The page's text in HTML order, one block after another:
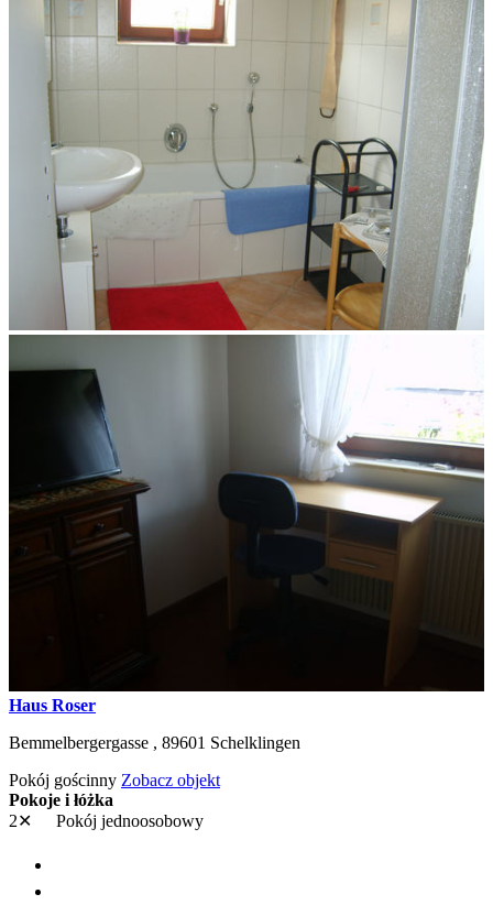
Haus Roser
Bemmelbergergasse , 89601 Schelklingen
Pokój gościnny Zobacz objekt
Pokoje i łóżka
2✕
Pokój jednoosobowy